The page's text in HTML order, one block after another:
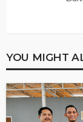
YOU MIGHT